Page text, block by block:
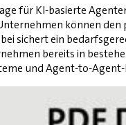
für KI-basierte
können
sichert ein
bereits in
und Agent-to-